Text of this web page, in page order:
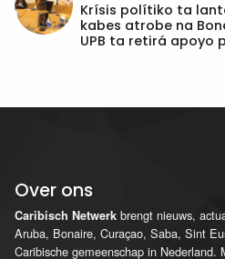
Krísis polítiko ta
kabes atrobe na
UPB ta retirá apoyo
Over ons
Caribisch Netwerk brengt nieuws,
Aruba, Bonaire, Curaçao, Saba, Sint
Caribische gemeenschap in Nederland.